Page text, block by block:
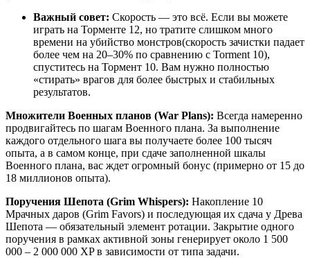
Важный совет: Скорость — это всё. Если вы можете
играть на Торменте 12, но тратите слишком много
времени на убийство монстров(скорость зачистки падает
более чем на 20–30% по сравнению с Torment 10),
спуститесь на Тормент 10. Вам нужно полностью
«стирать» врагов для более быстрых и стабильных
результатов.
Множители Военных планов (War Plans): Всегда намеренно
продвигайтесь по шагам Военного плана. За выполнение
каждого отдельного шага вы получаете более 100 тысяч
опыта, а в самом конце, при сдаче заполненной шкалы
Военного плана, вас ждет огромный бонус (примерно от 15 до
18 миллионов опыта).
Поручения Шепота (Grim Whispers): Накопление 10
Мрачных даров (Grim Favors) и последующая их сдача у Древа
Шепота — обязательный элемент ротации. Закрытие одного
поручения в рамках активной зоны генерирует около 1 500
000 – 2 000 000 XP в зависимости от типа задачи.